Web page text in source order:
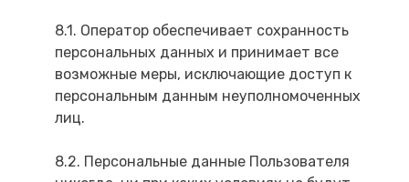
8.1. Оператор обеспечивает сохранность
персональных данных и принимает все
возможные меры, исключающие доступ к
персональным данным неуполномоченных
лиц.
8.2. Персональные данные Пользователя